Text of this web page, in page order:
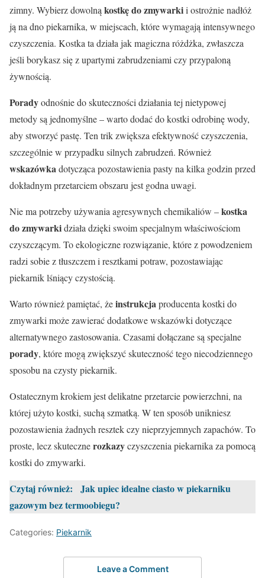
zimny. Wybierz dowolną kostkę do zmywarkii ostrożnie nadłóż
ją na dno piekarnika, w miejscach, które wymagają intensywnego
czyszczenia. Kostka ta działa jak magiczna różdżka, zwłaszcza
jeśli borykasz się z upartymi zabrudzeniami czy przypaloną
żywnością.
Poradyodnośnie do skuteczności działania tej nietypowej
metody są jednomyślne – warto dodać do kostki odrobinę wody,
aby stworzyć pastę. Ten trik zwiększa efektywność czyszczenia,
szczególnie w przypadku silnych zabrudzeń. Również
wskazówka dotycząca pozostawienia pasty na kilka godzin przed
dokładnym przetarciem obszaru jest godna uwagi.
Nie ma potrzeby używania agresywnych chemikaliów –kostka
do zmywarkidziała dzięki swoim specjalnym właściwościom
czyszczącym. To ekologiczne rozwiązanie, które z powodzeniem
radzi sobie z tłuszczem i resztkami potraw, pozostawiając
piekarnik lśniący czystością.
Warto również pamiętać, żeinstrukcja producenta kostki do
zmywarki może zawierać dodatkowe wskazówki dotyczące
alternatywnego zastosowania. Czasami dołączane są specjalne
porady, które mogą zwiększyć skuteczność tego niecodziennego
sposobu na czysty piekarnik.
Ostatecznym krokiem jest delikatne przetarcie powierzchni, na
której użyto kostki, suchą szmatką. W ten sposób unikniesz
pozostawienia żadnych resztek czy nieprzyjemnych zapachów. To
proste, lecz skutecznerozkazyczyszczenia piekarnika za pomocą
kostki do zmywarki.
Czytaj również:
Jak upiec idealne ciasto w piekarniku
gazowym bez termoobiegu?
Categories: Piekarnik
Leave a Comment